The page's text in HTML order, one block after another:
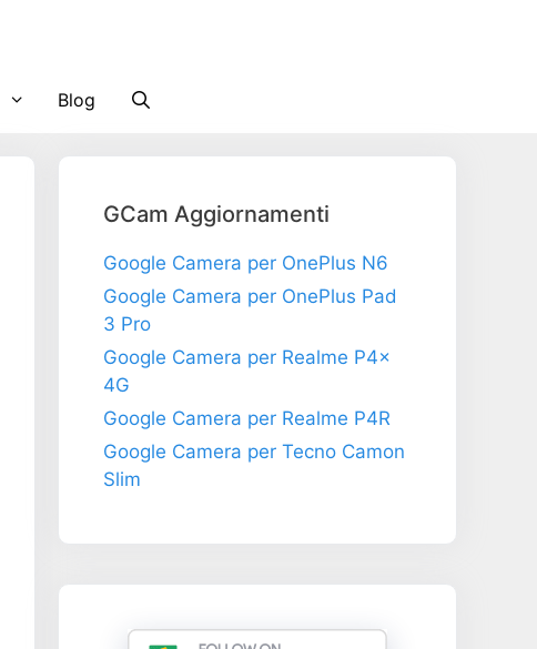
Blog
GCam Aggiornamenti
Google Camera per OnePlus N6
Google Camera per OnePlus Pad
3 Pro
Google Camera per Realme P4x
4G
Google Camera per Realme P4R
Google Camera per Tecno Camon
Slim